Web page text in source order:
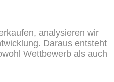
, analysieren wir
Daraus entsteht
Wettbewerb als auch